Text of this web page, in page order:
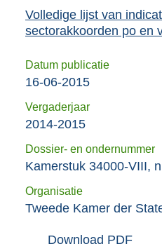
Volledige lijst van
sectorakkoorden po en
Datum publicatie
16-06-2015
Vergaderjaar
2014-2015
Dossier- en ondernummer
Kamerstuk 34000-VIII,
Organisatie
Tweede Kamer der
Download PDF